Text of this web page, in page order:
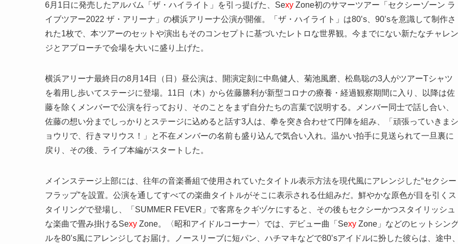
6月1日に発売したアルバム「ザ・ハイライト」を引っ提げた、Sexy Zone初のサマーツアー「セクシーゾーン ラ
イブツアー2022 ザ・アリーナ」の横浜アリーナ公演が開催。「ザ・ハイライト」は80‛s、90‛sを意識して制作さ
れた1枚で、本ツアーのセットや演出もそのコンセプトに基づいたレトロな世界観。今までにない新たなチャレン
ジとアプローチで会場を大いに盛り上げた。
横浜アリーナ最終日の8月14日（日）昼公演は、開演定刻に中島健人、菊池風磨、松島聡の3人がツアーTシャツ
を着用し歩いてステージに登場。11日（木）から佐藤勝利が新型コロナの療養・経過観察期間に入り、以降は佐
藤を除くメンバーで公演を行っており、そのことをまず自分たちの言葉で説明する。メンバー同士で話し合い、
佐藤の想い分までしっかりとステージに込めると話す3人は、拳を突き合わせて円陣を組み、「頑張っていきまシ
ョウリで、行きマリウス！」と不在メンバーの名前も盛り込んで気合い入れ。温かい拍手に見送られて一旦裏に
戻り、その後、ライブ本編がスタートした。
メインステージ上部には、往年の音楽番組で使用されていたタイトル表示方法を現代風にアレンジした“セクシー
フラップ”を設置。公演を通してすべての楽曲タイトルがそこに表示される仕組みだ。鮮やかな原色が目を引くス
タイリングで登場し、「SUMMER FEVER」で客席をクギヅケにすると、その後もセクシーかつスタイリッシュ
な楽曲で畳み掛けるSexy Zone。〈昭和アイドルコーナー〉では、デビュー曲「Sexy Zone」などのヒットシン
ルを80‛s風にアレンジしてお届け。ノースリーブに短パン、ハチマキなどで80‛sアイドルに扮した彼らは、途中、